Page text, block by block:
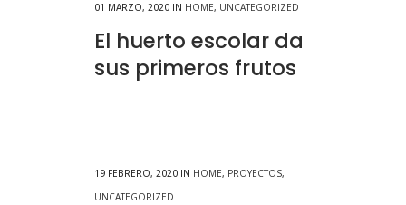
01 MARZO, 2020 IN HOME, UNCATEGORIZED
El huerto escolar da
sus primeros frutos
19 FEBRERO, 2020 IN HOME, PROYECTOS,
UNCATEGORIZED